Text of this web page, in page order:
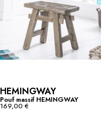
HEMINGWAY
Pouf massif HEMINGWAY
50cm...
169,00 €